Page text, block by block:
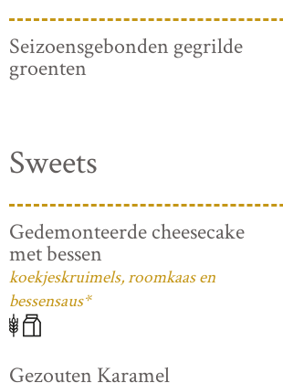
Seizoensgebonden gegrilde
groenten
Sweets
Gedemonteerde cheesecake
met bessen
koekjeskruimels, roomkaas en
bessensaus*
Gezouten Karamel